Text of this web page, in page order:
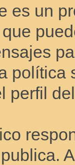
es un
política
perfil